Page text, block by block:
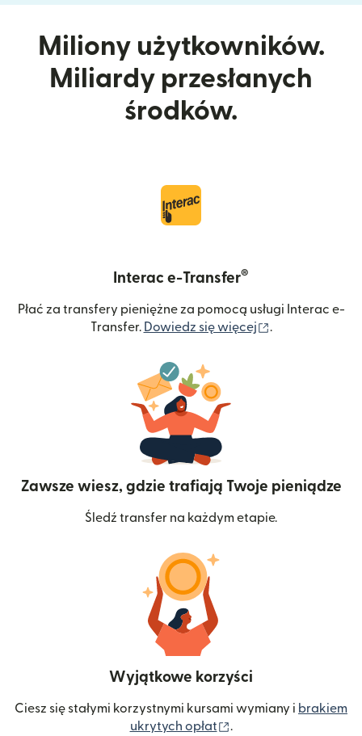
Miliony użytkowników.
Miliardy przesłanych
środków.
Interac e-Transfer®
Płać za transfery pieniężne za pomocą usługi Interac e-
Transfer. Dowiedz się więcej .
Zawsze wiesz, gdzie trafiają Twoje pieniądze
Śledź transfer na każdym etapie.
Wyjątkowe korzyści
Ciesz się stałymi korzystnymi kursami wymiany i brakiem
ukrytych opłat
.